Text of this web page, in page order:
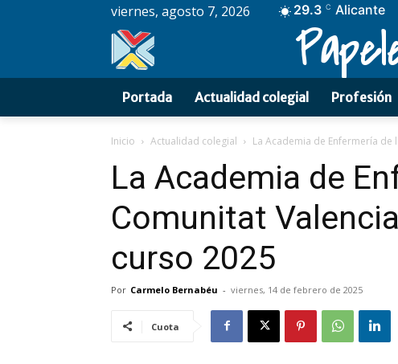
viernes, agosto 7, 2026 29.3 C Alicante
Portada Actualidad colegial Profesión
Inicio Actualidad colegial La Academia de Enfermería de
La Academia de
Comunitat
curso 2025
Por Carmelo Bernabéu - viernes, 14 de febrero de 2025
Cuota